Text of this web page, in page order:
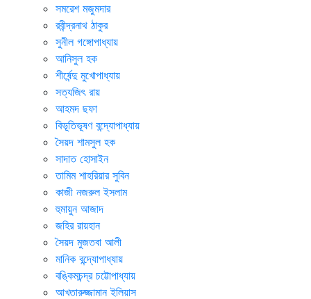
সমরেশ মজুমদার
রবীন্দ্রনাথ ঠাকুর
সুনীল গঙ্গোপাধ্যায়
আনিসুল হক
শীর্ষেন্দু মুখোপাধ্যায়
সত্যজিৎ রায়
আহমদ ছফা
বিভূতিভূষণ বন্দ্যোপাধ্যায়
সৈয়দ শামসুল হক
সাদাত হোসাইন
তামিম শাহরিয়ার সুবিন
কাজী নজরুল ইসলাম
হুমায়ুন আজাদ
জহির রায়হান
সৈয়দ মুজতবা আলী
মানিক বন্দ্যোপাধ্যায়
বঙ্কিমচন্দ্র চট্টোপাধ্যায়
আখতারুজ্জামান ইলিয়াস